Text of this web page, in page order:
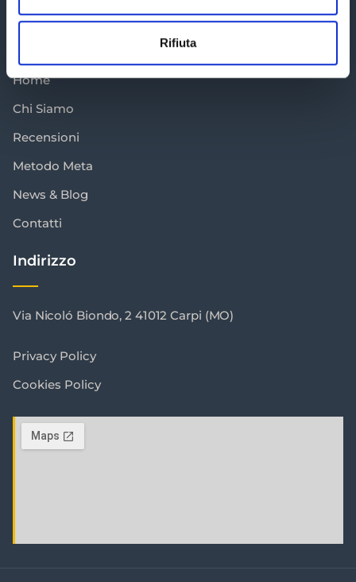
Rifiuta
Sitemap
Home
Chi Siamo
Recensioni
Metodo Meta
News & Blog
Contatti
Altri Links
Indirizzo
Via Nicoló Biondo, 2 41012 Carpi (MO)
Privacy Policy
Cookies Policy